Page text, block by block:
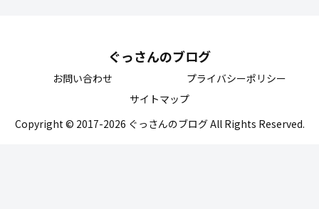
ぐっさんのブログ
お問い合わせ
プライバシーポリシー
サイトマップ
Copyright © 2017-2026 ぐっさんのブログ All Rights Reserved.